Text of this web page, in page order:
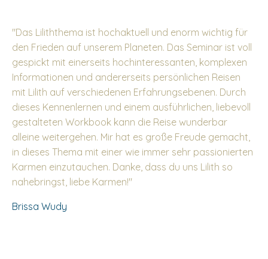
"Das Liliththema ist hochaktuell und enorm wichtig für
den Frieden auf unserem Planeten. Das Seminar ist voll
gespickt mit einerseits hochinteressanten, komplexen
Informationen und andererseits persönlichen Reisen
mit Lilith auf verschiedenen Erfahrungsebenen. Durch
dieses Kennenlernen und einem ausführlichen, liebevoll
gestalteten Workbook kann die Reise wunderbar
alleine weitergehen. Mir hat es große Freude gemacht,
in dieses Thema mit einer wie immer sehr passionierten
Karmen einzutauchen. Danke, dass du uns Lilith so
nahebringst, liebe Karmen!"
Brissa Wudy